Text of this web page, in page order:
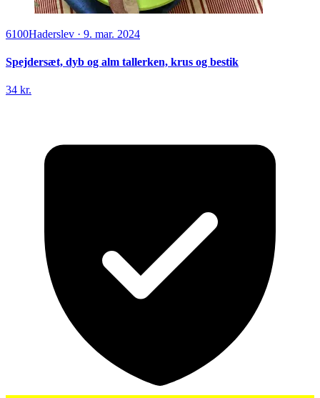
6100Haderslev · 9. mar. 2024
Spejdersæt, dyb og alm tallerken, krus og bestik
34 kr.